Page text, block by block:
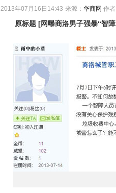
2013年07月16日14:43 来源： 华商网 作
原标题 [网曝商洛男子强暴“智